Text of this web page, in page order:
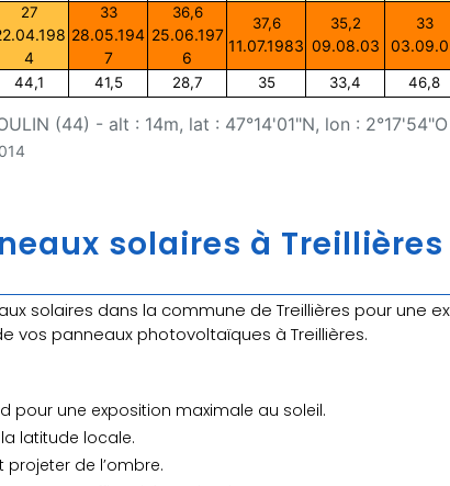
(44) - alt : 14m, lat : 47°14'01"N, lon : 2°17'54"O
27
4
33
28.05.194
7
36,6
25.06.197
6
37,6
11.07.1983
35,2
09.08.03
33
44,1 41,5 28,7 35 33,4 46,8
solaires à Treillières
solaires dans la commune de Treillières pour une
vos panneaux photovoltaïques à Treillières.
pour une exposition maximale au soleil.
latitude locale.
projeter de l’ombre.